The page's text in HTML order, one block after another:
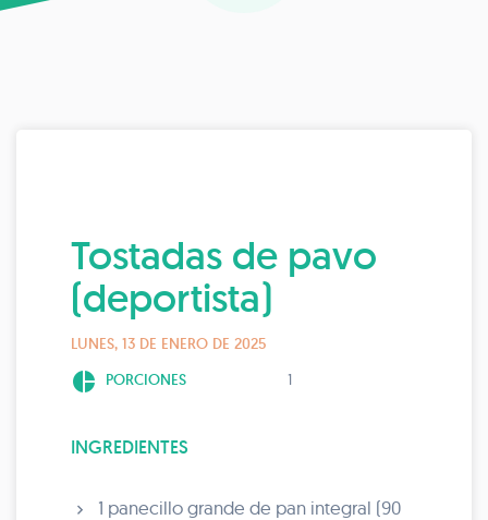
Tostadas de pavo
(deportista)
LUNES, 13 DE ENERO DE 2025
pie_chart PORCIONES 1
INGREDIENTES
1 panecillo grande de pan integral (90